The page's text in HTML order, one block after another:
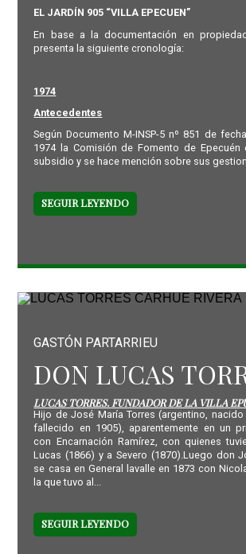
EL JARDÍN 905 “VILLA EPECUEN”
En base a la documentación en
presenta la siguiente cronología:
1974
Antecedentes
Según Documento M-INSP-5 nº 851 de
1974 la Comisión de Fomento de Epecuén
subsidio y se hace mención sobre sus
SEGUIR LEYENDO
GASTÓN PARTARRIEU
DON LUCAS
LUCAS TORRES. FUNDADOR DE LA VILLA
Hijo de José María Torres (argentino, nacido
fallecido en 1905), aparentemente en un
con Encarnación Ramírez, con quienes
Lucas (1866) y a Severo (1870).Luego don
se casa en General lavalle en 1873 con
la que tuvo al...
SEGUIR LEYENDO